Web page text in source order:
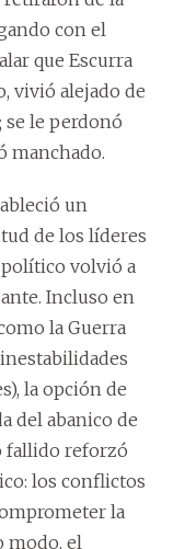
con el
que Escurra
vivió alejado de
se le perdonó
manchado.
un
de los líderes
volvió a
Incluso en
la Guerra
la opción de
del abanico de
fallido reforzó
los conflictos
la
modo, el